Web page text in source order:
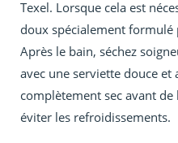
Texel. Lorsque cela est
doux spécialement
Après le bain, séchez
avec une serviette douce et
complètement sec avant
éviter les refroidissements.